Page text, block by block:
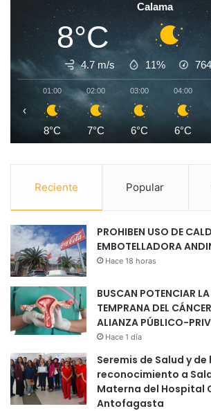
Calama
8°C
4.7 m/s 11% 764
01:00
8°C
02:00
7°C
03:00
6°C
04:00
6°C
‹
Reciente Popular
PROHIBEN USO DE
EMBOTELLADORA
Hace 18 horas
BUSCAN POTENCIAR
TEMPRANA DEL
ALIANZA PÚBLICO-
Hace 1 día
Seremis de Salud y
reconocimiento a
Materna del Hospital
Antofagasta